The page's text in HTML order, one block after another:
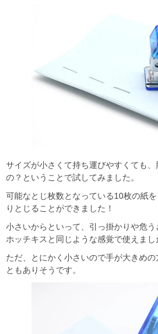
サイズが小さくて持ち運びやすくても
の？ということで試してみました。
可能なとじ枚数となっている10枚の紙
りとじることができました！
小さいからといって、引っ掛かりや危
ホッチキスと同じような感覚で使えまし
ただ、とにかく小さいので手が大きめ
ともありそうです。